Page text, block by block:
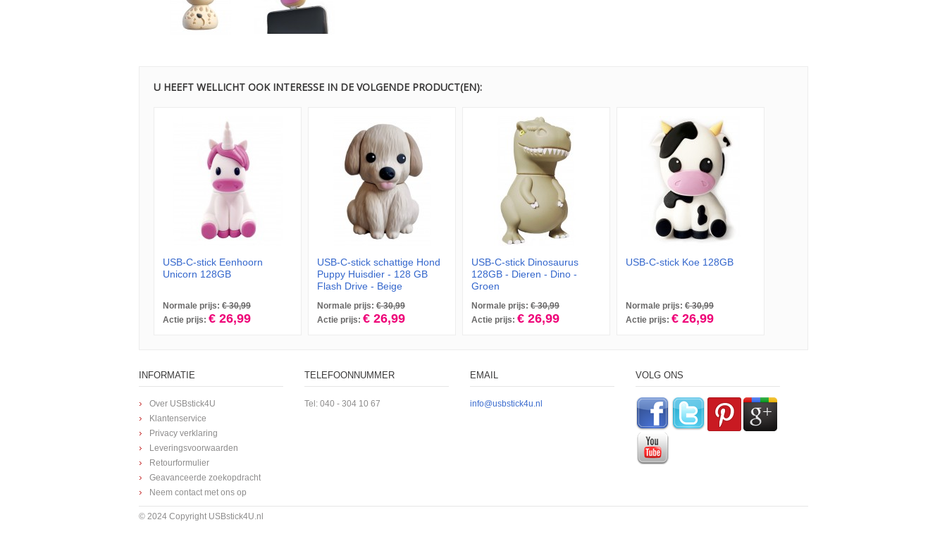
U HEEFT WELLICHT OOK INTERESSE IN DE VOLGENDE PRODUCT(EN):
USB-C-stick Eenhoorn
Unicorn 128GB
Normale prijs: € 30,99
Actie prijs: € 26,99
USB-C-stick schattige Hond
Puppy Huisdier - 128 GB
Flash Drive - Beige
Normale prijs: € 30,99
Actie prijs: € 26,99
USB-C-stick Dinosaurus
128GB - Dieren - Dino -
Groen
Normale prijs: € 30,99
Actie prijs: € 26,99
USB-C-stick Koe 128GB
Normale prijs: € 30,99
Actie prijs: € 26,99
INFORMATIE
Over USBstick4U
Klantenservice
Privacy verklaring
Leveringsvoorwaarden
Retourformulier
Geavanceerde zoekopdracht
Neem contact met ons op
TELEFOONNUMMER
Tel: 040 - 304 10 67
EMAIL
info@usbstick4u.nl
VOLG ONS
© 2024 Copyright USBstick4U.nl